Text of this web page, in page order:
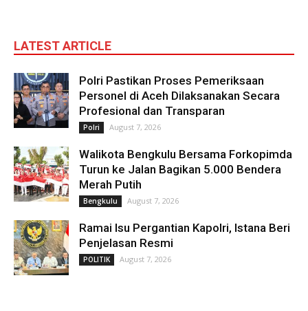
LATEST ARTICLE
Polri Pastikan Proses Pemeriksaan
Personel di Aceh Dilaksanakan Secara
Profesional dan Transparan
Polri August 7, 2026
Walikota Bengkulu Bersama Forkopimda
Turun ke Jalan Bagikan 5.000 Bendera
Merah Putih
Bengkulu August 7, 2026
Ramai Isu Pergantian Kapolri, Istana Beri
Penjelasan Resmi
POLITIK August 7, 2026